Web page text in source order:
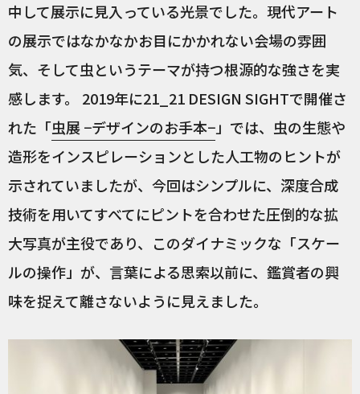
中して展示に見入っている光景でした。現代アート
の展示ではなかなかお目にかかれない会場の雰囲
気、そして虫というテーマが持つ根源的な強さを実
感します。 2019年に21_21 DESIGN SIGHTで開催さ
れた「虫展 −デザインのお手本−」では、虫の生態や
造形をインスピレーションとした人工物のヒントが
示されていましたが、今回はシンプルに、深度合成
技術を用いてすべてにピントを合わせた圧倒的な拡
大写真が主役であり、このダイナミックな「スケー
ルの操作」が、言葉による思索以前に、鑑賞者の興
味を捉えて離さないように見えました。